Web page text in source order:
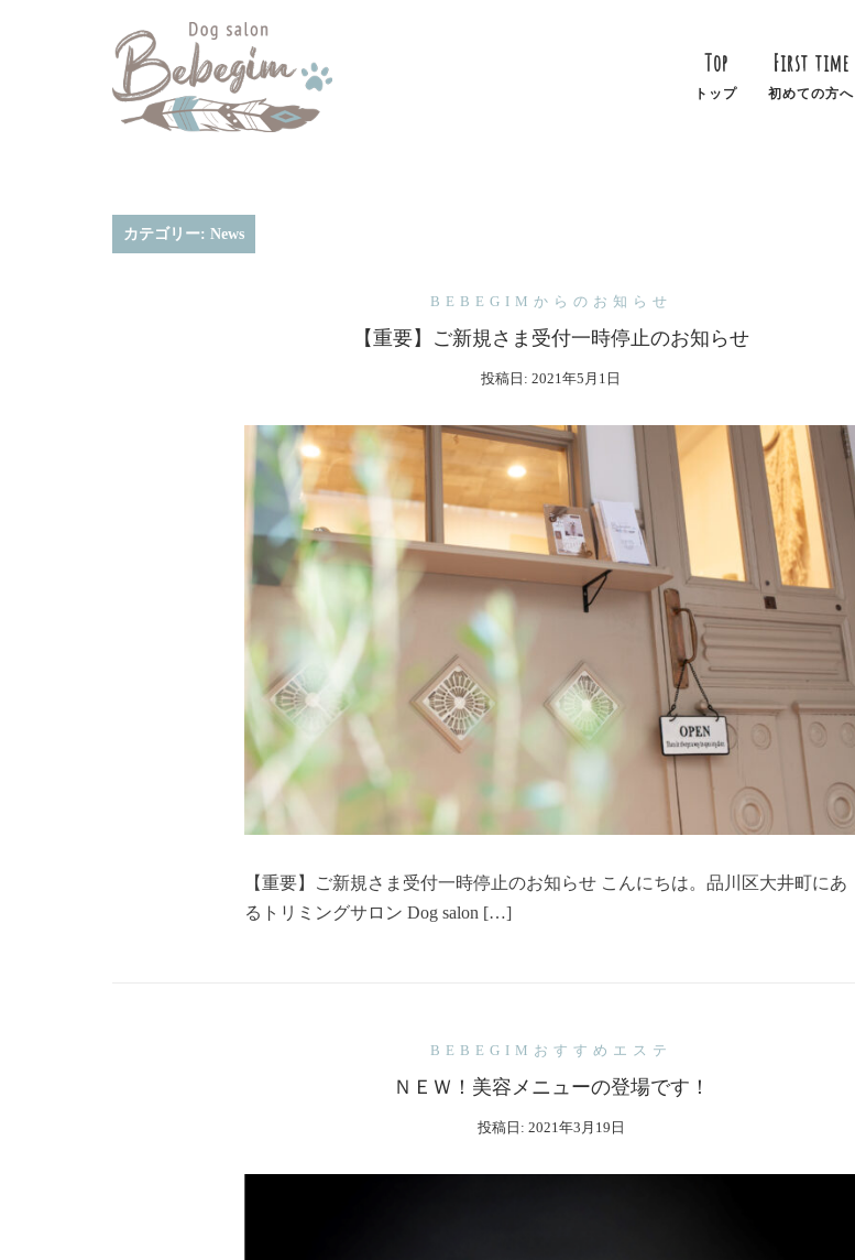
Top
トップ
First time
初めての方へ
カテゴリー: News
BEBEGIMからのお知らせ
【重要】ご新規さま受付一時停止のお知らせ
投稿日:2021年5月1日
【重要】ご新規さま受付一時停止のお知らせ こんにちは。品川区大井町にあ
るトリミングサロン Dog salon […]
BEBEGIMおすすめエステ
ＮＥＷ！美容メニューの登場です！
投稿日: 2021年3月19日